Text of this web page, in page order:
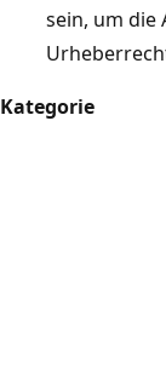
sein, um die
Kategorie